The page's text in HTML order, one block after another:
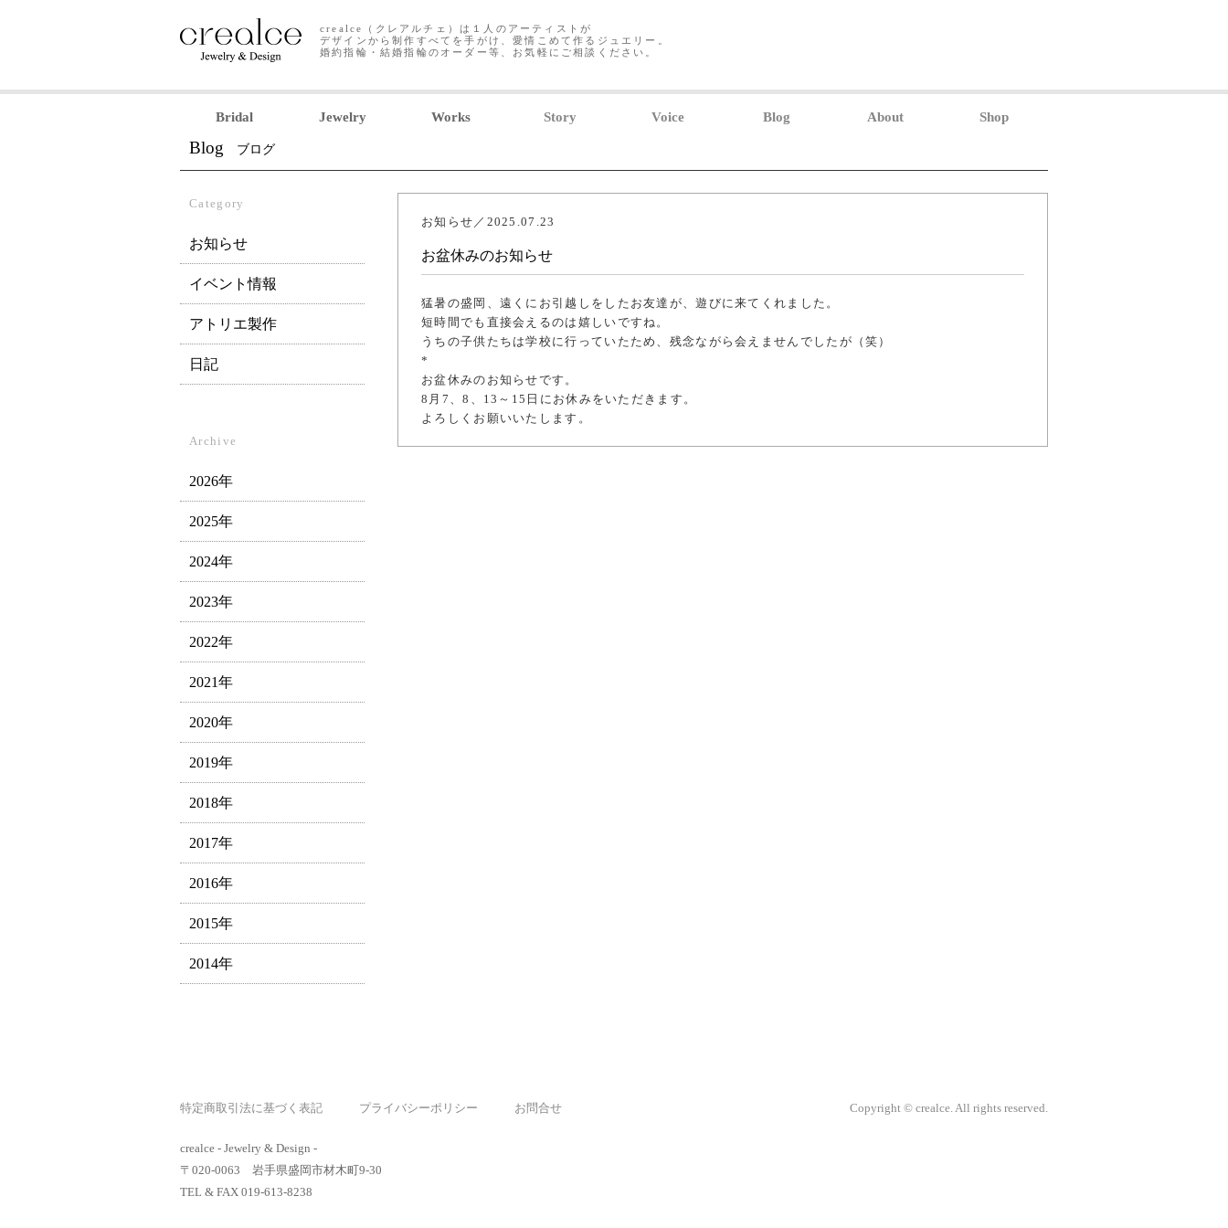
crealce（クレアルチェ）は１人のアーティストが
デザインから制作すべてを手がけ、愛情こめて作るジュエリー。
婚約指輪・結婚指輪のオーダー等、お気軽にご相談ください。
Bridal Jewelry Works Story Voice Blog About Shop
Blog ブログ
Category
お知らせ
イベント情報
アトリエ製作
日記
Archive
2026年
2025年
2024年
2023年
2022年
2021年
2020年
2019年
2018年
2017年
2016年
2015年
2014年
お知らせ／2025.07.23
お盆休みのお知らせ
猛暑の盛岡、遠くにお引越しをしたお友達が、遊びに来てくれました。
短時間でも直接会えるのは嬉しいですね。
うちの子供たちは学校に行っていたため、残念ながら会えませんでしたが（笑）
*
お盆休みのお知らせです。
8月7、8、13～15日にお休みをいただきます。
よろしくお願いいたします。
特定商取引法に基づく表記 プライバシーポリシー お問合せ Copyright © crealce. All rights reserved.
crealce - Jewelry & Design -
〒020-0063 岩手県盛岡市材木町9-30
TEL & FAX 019-613-8238